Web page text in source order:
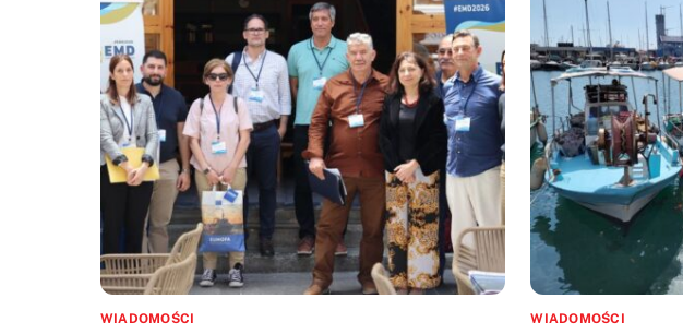
WIADOMOŚCI WIADOMOŚCI